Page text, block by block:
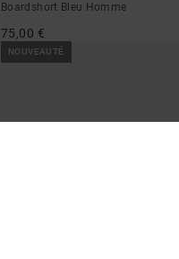
Boardshort Bleu Homme
75,00 €
NOUVEAUTÉ